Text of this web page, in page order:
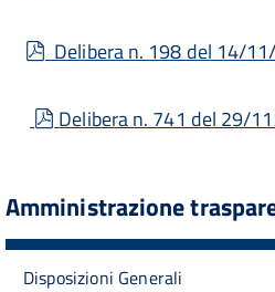
pdf
Delibera n. 198 del 14/
pdf
Delibera n. 741 del 29/
Amministrazione
Disposizioni Generali